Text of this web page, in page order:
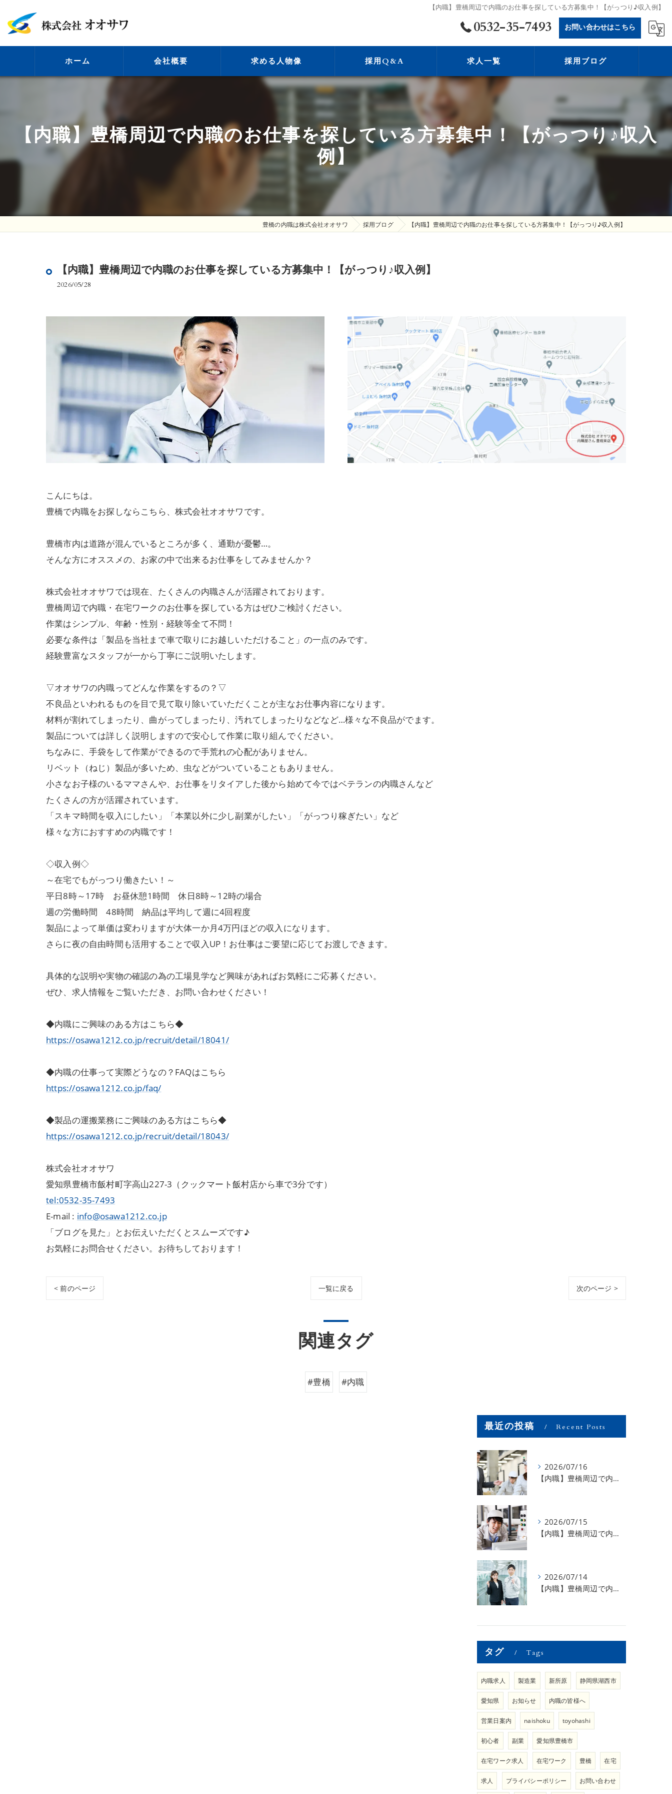
【内職】豊橋周辺で内職のお仕事を探している方募集中！【がっつり♪収入例】
0532-35-7493 お問い合わせはこちら
ホーム 会社概要
ビジョン
求める人物像 採用Q&A 求人一覧 採用ブログ
【内職】豊橋周辺で内職のお仕事を探している方募集中！【がっつり♪収入
例】
豊橋の内職は株式会社オオサワ 採用ブログ 【内職】豊橋周辺で内職のお仕事を探している方募集中！【がっつり♪収入例】
【内職】豊橋周辺で内職のお仕事を探している方募集中！【がっつり♪収入例】
2026/05/28
こんにちは。
豊橋で内職をお探しならこちら、株式会社オオサワです。
豊橋市内は道路が混んでいるところが多く、通勤が憂鬱…。
そんな方にオススメの、お家の中で出来るお仕事をしてみませんか？
株式会社オオサワでは現在、たくさんの内職さんが活躍されております。
豊橋周辺で内職・在宅ワークのお仕事を探している方はぜひご検討ください。
作業はシンプル、年齢・性別・経験等全て不問！
必要な条件は「製品を当社まで車で取りにお越しいただけること」の一点のみです。
経験豊富なスタッフが一から丁寧にご説明いたします。
▽オオサワの内職ってどんな作業をするの？▽
不良品といわれるものを目で見て取り除いていただくことが主なお仕事内容になります。
材料が割れてしまったり、曲がってしまったり、汚れてしまったりなどなど…様々な不良品がでます。
製品については詳しく説明しますので安心して作業に取り組んでください。
ちなみに、手袋をして作業ができるので手荒れの心配がありません。
リベット（ねじ）製品が多いため、虫などがついていることもありません。
小さなお子様のいるママさんや、お仕事をリタイアした後から始めて今ではベテランの内職さんなど
たくさんの方が活躍されています。
「スキマ時間を収入にしたい」「本業以外に少し副業がしたい」「がっつり稼ぎたい」など
様々な方におすすめの内職です！
◇収入例◇
～在宅でもがっつり働きたい！～
平日8時～17時 お昼休憩1時間 休日8時～12時の場合
週の労働時間 48時間 納品は平均して週に4回程度
製品によって単価は変わりますが大体一か月4万円ほどの収入になります。
さらに夜の自由時間も活用することで収入UP！お仕事はご要望に応じてお渡しできます。
具体的な説明や実物の確認の為の工場見学など興味があればお気軽にご応募ください。
ぜひ、求人情報をご覧いただき、お問い合わせください！
◆内職にご興味のある方はこちら◆
https://osawa1212.co.jp/recruit/detail/18041/
◆内職の仕事って実際どうなの？FAQはこちら
https://osawa1212.co.jp/faq/
◆製品の運搬業務にご興味のある方はこちら◆
https://osawa1212.co.jp/recruit/detail/18043/
株式会社オオサワ
愛知県豊橋市飯村町字高山227-3（クックマート飯村店から車で3分です）
tel:0532-35-7493
E-mail : info@osawa1212.co.jp
「ブログを見た」とお伝えいただくとスムーズです♪
お気軽にお問合せください。お待ちしております！
< 前のページ 一覧に戻る 次のページ >
関連タグ
#豊橋 #内職
最近の投稿 Recent Posts
2026/07/16
【内職】豊橋周辺で内職のお仕事を探している方募集中！【お仕事の内容】
2026/07/15
【内職】豊橋周辺で内職のお仕事を探している方募集中！【急な学級閉鎖も安心】
2026/07/14
【内職】豊橋周辺で内職のお仕事を探している方募集中！【内職さまのお声②】
タグ Tags
内職求人 製造業 新所原 静岡県湖西市
愛知県 お知らせ 内職の皆様へ
営業日案内 naishoku toyohashi
初心者 副業 愛知県豊橋市
在宅ワーク求人 在宅ワーク 豊橋 在宅
求人 プライバシーポリシー お問い合わせ